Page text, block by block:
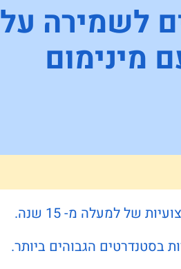
לשמירה על
מינימום
של למעלה מ- 15 שנה.
בסטנדרטים הגבוהים ביותר.